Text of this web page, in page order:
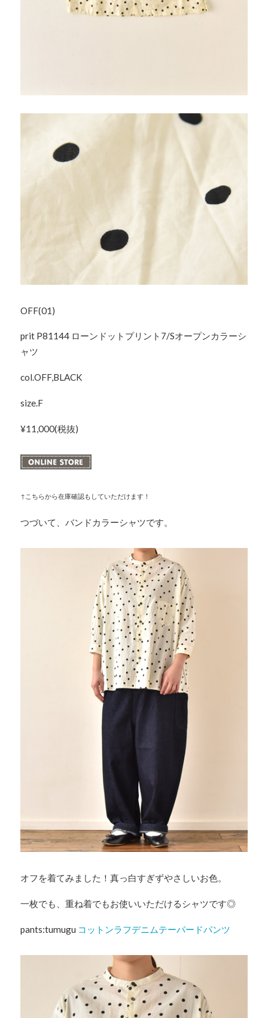
OFF(01)
prit P81144 ローンドットプリント7/Sオープンカラーシ
ャツ
col.OFF,BLACK
size.F
¥11,000(税抜)
↑こちらから在庫確認もしていただけます！
つづいて、バンドカラーシャツです。
オフを着てみました！真っ白すぎずやさしいお色。
一枚でも、重ね着でもお使いいただけるシャツです◎
pants:tumugu コットンラフデニムテーパードパンツ